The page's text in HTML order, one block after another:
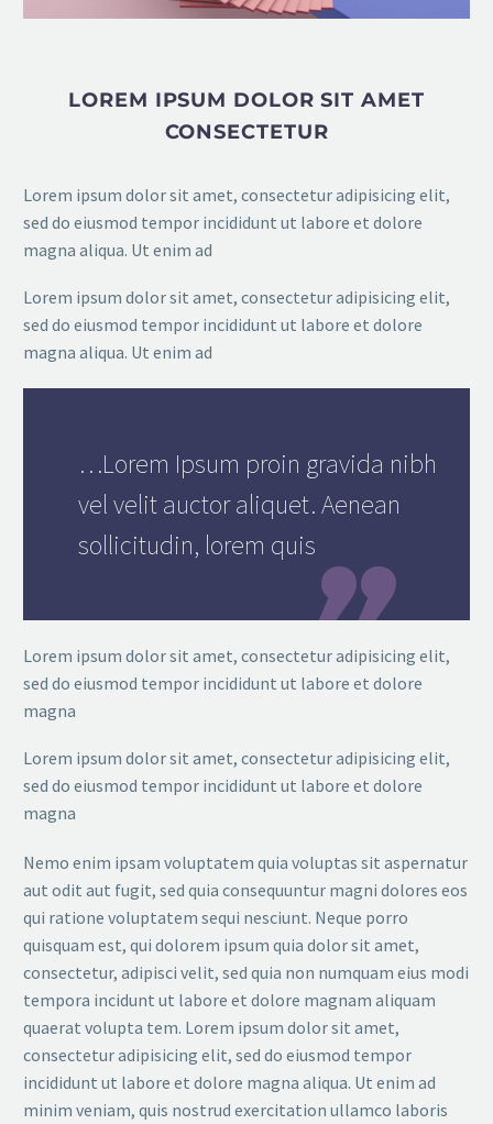
LOREM IPSUM DOLOR SIT AMET
CONSECTETUR
Lorem ipsum dolor sit amet, consectetur adipisicing elit,
sed do eiusmod tempor incididunt ut labore et dolore
magna aliqua. Ut enim ad
Lorem ipsum dolor sit amet, consectetur adipisicing elit,
sed do eiusmod tempor incididunt ut labore et dolore
magna aliqua. Ut enim ad
…Lorem Ipsum proin gravida nibh
vel velit auctor aliquet. Aenean
sollicitudin, lorem quis
Lorem ipsum dolor sit amet, consectetur adipisicing elit,
sed do eiusmod tempor incididunt ut labore et dolore
magna
Lorem ipsum dolor sit amet, consectetur adipisicing elit,
sed do eiusmod tempor incididunt ut labore et dolore
magna
Nemo enim ipsam voluptatem quia voluptas sit aspernatur
aut odit aut fugit, sed quia consequuntur magni dolores eos
qui ratione voluptatem sequi nesciunt. Neque porro
quisquam est, qui dolorem ipsum quia dolor sit amet,
consectetur, adipisci velit, sed quia non numquam eius modi
tempora incidunt ut labore et dolore magnam aliquam
quaerat volupta tem. Lorem ipsum dolor sit amet,
consectetur adipisicing elit, sed do eiusmod tempor
incididunt ut labore et dolore magna aliqua. Ut enim ad
minim veniam, quis nostrud exercitation ullamco laboris